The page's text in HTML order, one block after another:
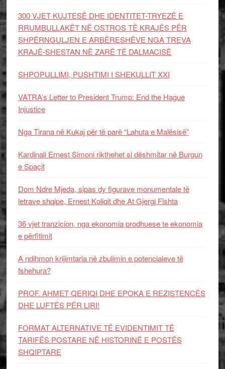
300 VJET KUJTESË DHE IDENTITET-TRYEZË E
RRUMBULLAKËT NË OSTROS TË KRAJËS PËR
SHPËRNGULJEN E ARBËRESHËVE NGA TREVA
KRAJË-SHESTAN NË ZARË TË DALMACISË
SHPOPULLIMI, PUSHTIMI I SHEKULLIT XXI
VATRA’s Letter to President Trump: End the Hague
Injustice
Nga Tirana në Kukaj për të parë “Lahuta e Malësisë”
Kardinali Ernest Simoni rikthehet si dëshmitar në Burgun
e Spaçit
Dom Ndre Mjeda, sipas dy figurave monumentale të
letrave shqipe, Ernest Koliqit dhe At Gjergj Fishta
36 vjet tranzicion, nga ekonomia prodhuese te ekonomia
e përfitimit
A ndihmon krijimtaria në zbulimin e potencialeve të
fshehura?
PROF. AHMET QERIQI DHE EPOKA E REZISTENCЁS
DHE LUFTЁS PЁR LIRI!
FORMAT ALTERNATIVE TË EVIDENTIMIT TË
TARIFËS POSTARE NË HISTORINË E POSTËS
SHQIPTARE